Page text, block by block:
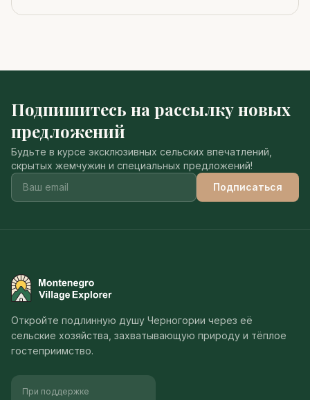
Подпишитесь на рассылку новых
предложений
Будьте в курсе эксклюзивных сельских впечатлений,
скрытых жемчужин и специальных предложений!
Подписаться
Montenegro Village Explorer
Откройте подлинную душу Черногории через её
сельские хозяйства, захватывающую природу и тёплое
гостеприимство.
При поддержке